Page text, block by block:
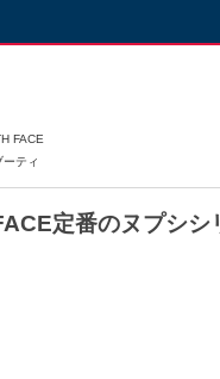
FACE
ーティ
定番のヌプシシ